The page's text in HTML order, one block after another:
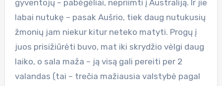
gyventojų – pabėgėliai, nepriimti į Australiją. Ir jie
labai nutukę – pasak Aušrio, tiek daug nutukusių
žmonių jam niekur kitur neteko matyti. Progų į
juos prisižiūrėti buvo, mat iki skrydžio vėlgi daug
laiko, o sala maža – ją visą gali pereiti per 2
valandas (tai – trečia mažiausia valstybė pagal